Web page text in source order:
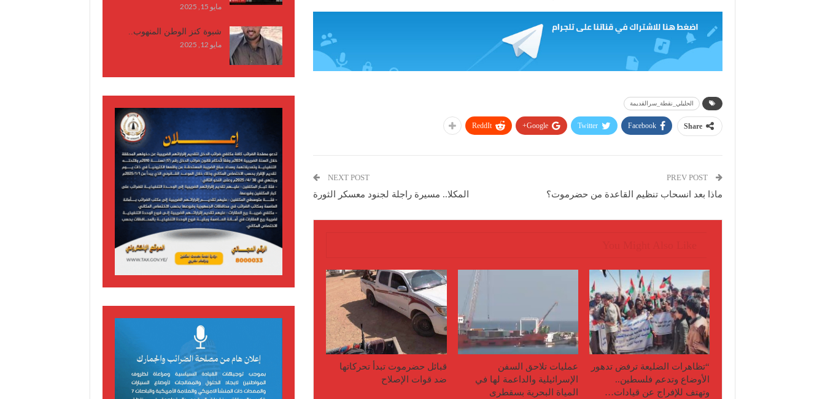
الحليلي_نقطة_سرالقديمة
Share
Facebook
Twitter
Google+
ReddIt
ماذا بعد انسحاب تنظيم القاعدة من حضرموت؟
NEXT POST
المكلا.. مسيرة راجلة لجنود معسكر الثورة
“تظاهرات الضليعة ترفض تدهور
الأوضاع وتدعم فلسطين..
وتهتف للإفراج عن قيادات…
عمليات تلاحق السفن
الإسرائيلية والداعمة لها في
المياة البحرية بسقطرى
قبائل حضرموت تبدأ تحركاتها
ضد قوات الإصلاح
مايو 15, 2025
شبوة كنز الوطن المنهوب..
مايو 12, 2025